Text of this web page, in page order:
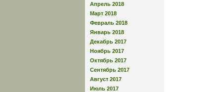
Апрель 2018
Март 2018
Февраль 2018
Январь 2018
Декабрь 2017
Ноябрь 2017
Октябрь 2017
Сентябрь 2017
Август 2017
Июль 2017